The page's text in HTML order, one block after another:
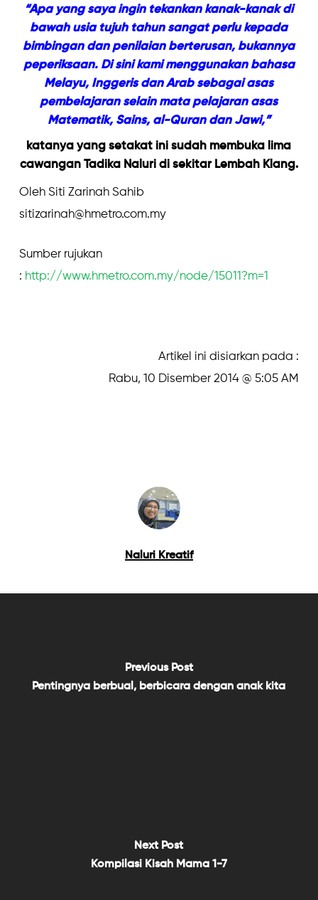
“Apa yang saya ingin tekankan kanak-kanak di
bawah usia tujuh tahun sangat perlu kepada
bimbingan dan penilaian berterusan, bukannya
peperiksaan. Di sini kami menggunakan bahasa
Melayu, Inggeris dan Arab sebagai asas
pembelajaran selain mata pelajaran asas
Matematik, Sains, al-Quran dan Jawi,”
katanya yang setakat ini sudah membuka lima
cawangan Tadika Naluri di sekitar Lembah Klang.
Oleh Siti Zarinah Sahib
sitizarinah@hmetro.com.my
Sumber rujukan
: http://www.hmetro.com.my/node/15011?m=1
Artikel ini disiarkan pada :
Rabu, 10 Disember 2014 @ 5:05 AM
Naluri Kreatif
Previous Post
Pentingnya berbual, berbicara dengan anak kita
Next Post
Kompilasi Kisah Mama 1-7